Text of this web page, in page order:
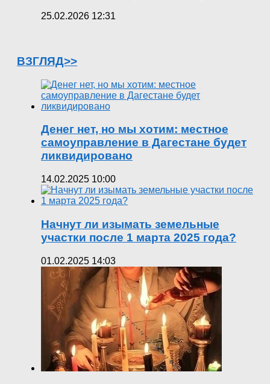
25.02.2026 12:31
ВЗГЛЯД>>
Денег нет, но мы хотим: местное
самоуправление в Дагестане будет
ликвидировано
14.02.2025 10:00
Начнут ли изымать земельные
участки после 1 марта 2025 года?
01.02.2025 14:03